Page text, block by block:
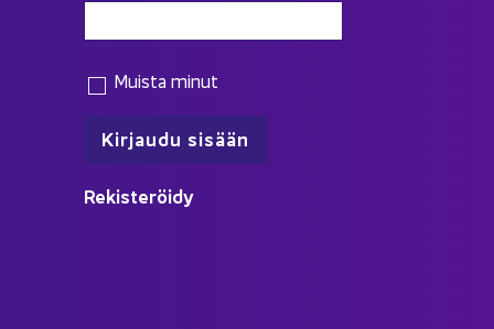
Muista minut
Re­kis­te­röi­dy